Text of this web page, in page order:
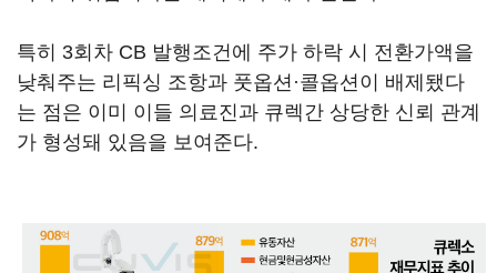
특히 3회차 CB 발행조건에 주가 하락 시 전환가액을
낮춰주는 리픽싱 조항과 풋옵션·콜옵션이 배제됐다
는 점은 이미 이들 의료진과 큐렉간 상당한 신뢰 관계
가 형성돼 있음을 보여준다.